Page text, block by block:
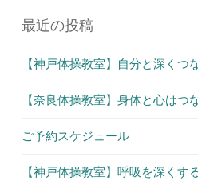
ョ
最近の投稿
【神戸体操教室】自分と深くつ
【奈良体操教室】身体と心はつ
ご予約スケジュール
【神戸体操教室】呼吸を深くす